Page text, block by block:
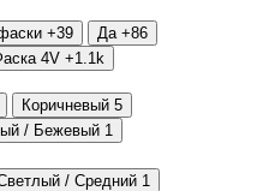
+39 Да +86
4V +1.1 k
Коричневый 5
/ Бежевый 1
/ Средний 1